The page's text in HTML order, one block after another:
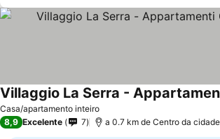
Casa/apartamento inteiro
8,9 Excelente 7 a 0.7 km de Centro da cidade